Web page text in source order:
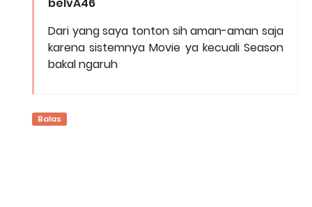
belvA46
Dari yang saya tonton sih aman-aman saja
karena sistemnya Movie ya kecuali Season
bakal ngaruh
Balas